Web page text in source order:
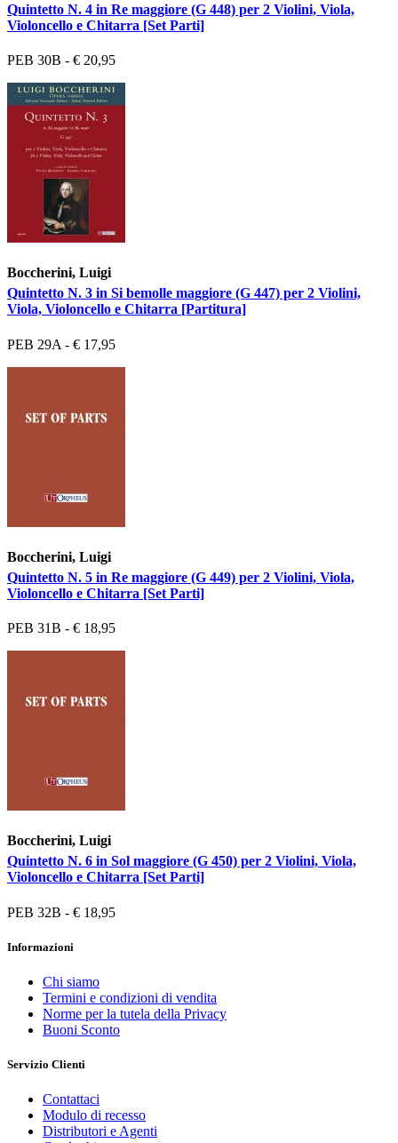
Quintetto N. 4 in Re maggiore (G 448) per 2 Violini, Viola,
Violoncello e Chitarra [Set Parti]
PEB 30B - € 20,95
Boccherini, Luigi
Quintetto N. 3 in Si bemolle maggiore (G 447) per 2 Violini,
Viola, Violoncello e Chitarra [Partitura]
PEB 29A - € 17,95
Boccherini, Luigi
Quintetto N. 5 in Re maggiore (G 449) per 2 Violini, Viola,
Violoncello e Chitarra [Set Parti]
PEB 31B - € 18,95
Boccherini, Luigi
Quintetto N. 6 in Sol maggiore (G 450) per 2 Violini, Viola,
Violoncello e Chitarra [Set Parti]
PEB 32B - € 18,95
Informazioni
Chi siamo
Termini e condizioni di vendita
Norme per la tutela della Privacy
Buoni Sconto
Servizio Clienti
Contattaci
Modulo di recesso
Distributori e Agenti